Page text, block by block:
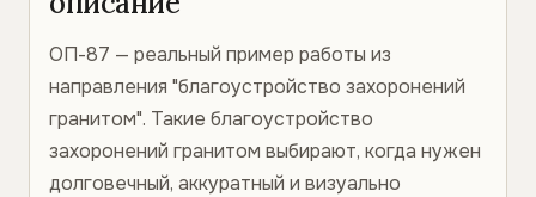
ОП-87 — реальный пример работы из
направления "благоустройство захоронений
гранитом". Такие благоустройство
захоронений гранитом выбирают, когда нужен
долговечный, аккуратный и визуально